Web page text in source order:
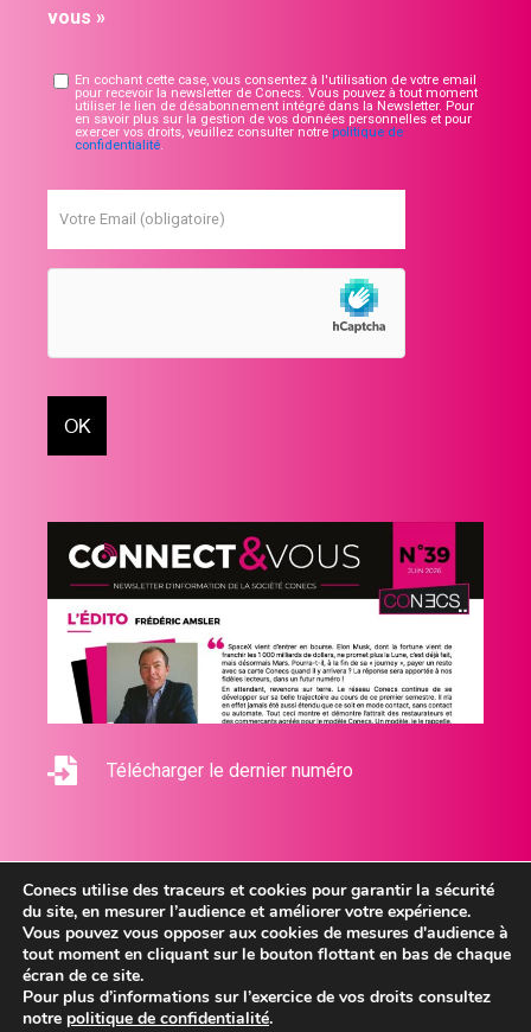
vous »
En cochant cette case, vous consentez à l'utilisation de votre email
pour recevoir la newsletter de Conecs. Vous pouvez à tout moment
utiliser le lien de désabonnement intégré dans la Newsletter. Pour
en savoir plus sur la gestion de vos données personnelles et pour
exercer vos droits, veuillez consulter notre politique de
confidentialité.
Votre Email (obligatoire)
Télécharger le dernier numéro
2026 © Conecs - Tous droits réservés
Mentions légales
Conecs utilise des traceurs et cookies pour garantir la sécurité
du site, en mesurer l’audience et améliorer votre expérience.
Vous pouvez vous opposer aux cookies de mesures d'audience à
tout moment en cliquant sur le bouton flottant en bas de chaque
écran de ce site.
Pour plus d’informations sur l’exercice de vos droits consultez
notre politique de confidentialité.